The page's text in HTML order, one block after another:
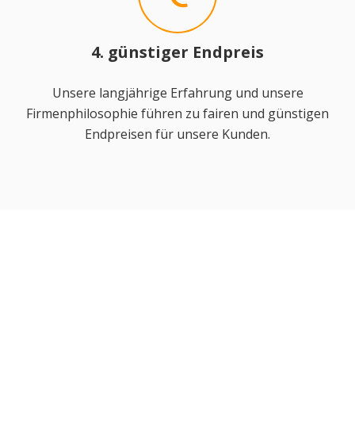
4. günstiger Endpreis
Unsere langjährige Erfahrung und unsere
Firmenphilosophie führen zu fairen und günstigen
Endpreisen für unsere Kunden.